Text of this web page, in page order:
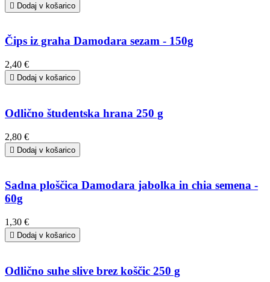
 Dodaj v košarico
Čips iz graha Damodara sezam - 150g
2,40 €
 Dodaj v košarico
Odlično študentska hrana 250 g
2,80 €
 Dodaj v košarico
Sadna ploščica Damodara jabolka in chia semena -
60g
1,30 €
 Dodaj v košarico
Odlično suhe slive brez koščic 250 g